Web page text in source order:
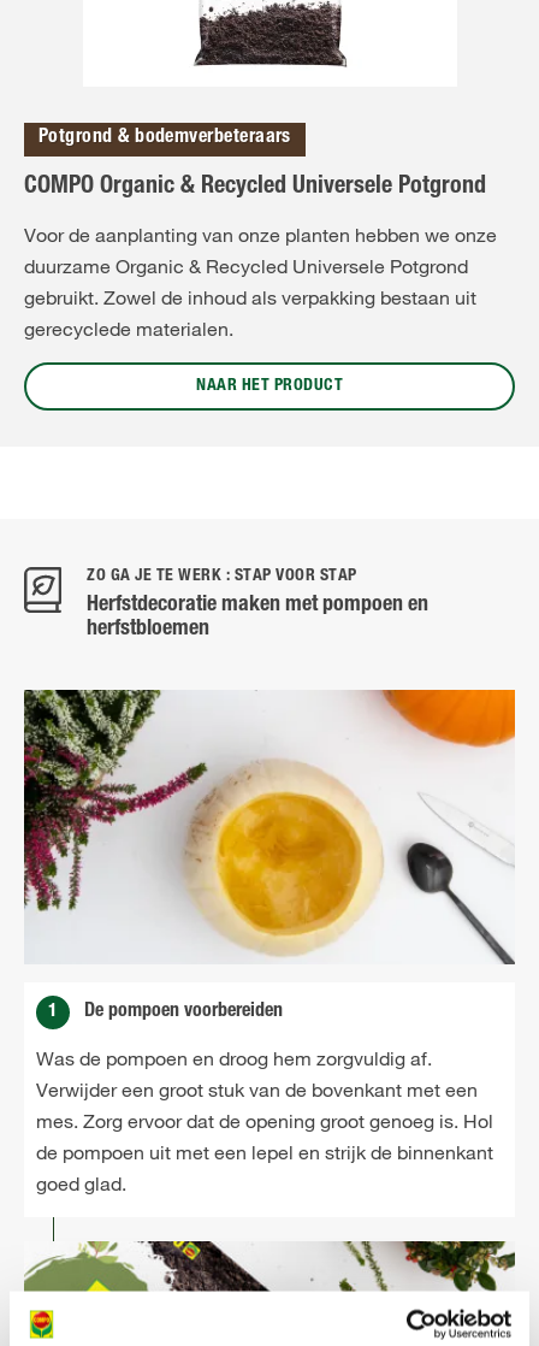
Potgrond & bodemverbeteraars
COMPO Organic & Recycled Universele Potgrond
Voor de aanplanting van onze planten hebben we onze
duurzame Organic & Recycled Universele Potgrond
gebruikt. Zowel de inhoud als verpakking bestaan uit
gerecyclede materialen.
NAAR HET PRODUCT
ZO GA JE TE WERK : STAP VOOR STAP
Herfstdecoratie maken met pompoen en
herfstbloemen
1 De pompoen voorbereiden
Was de pompoen en droog hem zorgvuldig af.
Verwijder een groot stuk van de bovenkant met een
mes. Zorg ervoor dat de opening groot genoeg is. Hol
de pompoen uit met een lepel en strijk de binnenkant
goed glad.